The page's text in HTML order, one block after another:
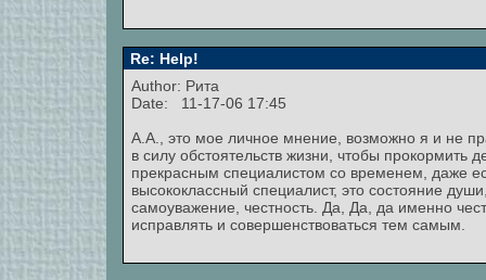
Re: Help!
Author: Рита
Date: 11-17-06 17:45
А.А., это мое личное мнение, возможно я и не
в силу обстоятельств жизни, чтобы прокормить
прекрасным специалистом со временем, даже
высококлассный специалист, это состояние
самоуважение, честность. Да, Да, да именно
исправлять и совершенствоваться тем самым.